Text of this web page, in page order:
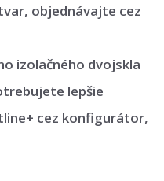
objednávajte cez
izolačného dvojskla
lepšie
cez konfigurátor,